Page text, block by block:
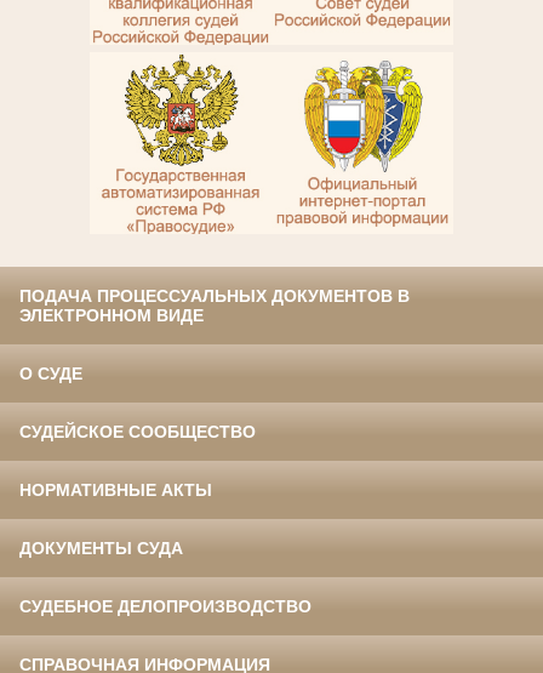
ПОДАЧА ПРОЦЕССУАЛЬНЫХ ДОКУМЕНТОВ В
ЭЛЕКТРОННОМ ВИДЕ
О СУДЕ
СУДЕЙСКОЕ СООБЩЕСТВО
НОРМАТИВНЫЕ АКТЫ
ДОКУМЕНТЫ СУДА
СУДЕБНОЕ ДЕЛОПРОИЗВОДСТВО
СПРАВОЧНАЯ ИНФОРМАЦИЯ